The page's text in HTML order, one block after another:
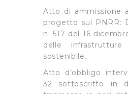
Atto di ammissione
progetto sul PNRR:
n. 517 del 16
delle
sostenibile.
Atto d’obbligo
32 sottoscritto in